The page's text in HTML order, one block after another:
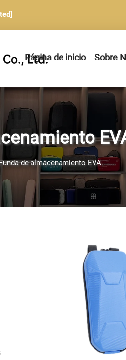
Página de inicio Sobre
Funda de almacenamiento EVA